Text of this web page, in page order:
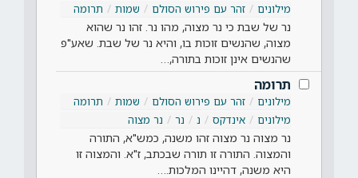
מילונים
זהר עם פירוש הסולם שמות תרומה
נר של שבת כי נר מצוה, מהו נר. זהו נר שהוא
מצוה, שהנשים זוכות בו, והיא נר של שבת. שאע"פ
שהנשים אינן זוכות בתורה,…
תרומה
מילונים זהר עם פירוש הסולם שמות
תרומה
מילונים
אינדקס נ נר נר מצוה
נר מצוה נר מצוה זהו משנה, כמש"א, התורה
והמצוה. התורה זו תורה שבכתב, ז"א. והמצוה זו
היא משנה, דהיינו המלכות.…